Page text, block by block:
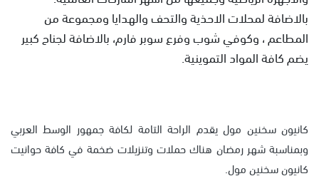
بالاضافة لمحلات الاحذية والتحف والهدايا ومجموعة من
المطاعم ، وكوفي شوب وفرع سوبر فارم، بالاضافة لجناح كبير
يضم كافة المواد التموينية.
كانيون سخنين مول يقدم الراحة التامة لكافة جمهور الوسط العربي
وبمناسبة شهر رمضان هناك حملات وتنزيلات ضخمة في كافة حوانيت
كانيون سخنين مول.